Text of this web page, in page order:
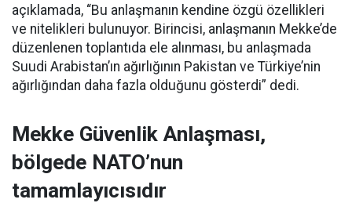
açıklamada, “Bu anlaşmanın kendine özgü özellikleri
ve nitelikleri bulunuyor. Birincisi, anlaşmanın Mekke’de
düzenlenen toplantıda ele alınması, bu anlaşmada
Suudi Arabistan’ın ağırlığının Pakistan ve Türkiye’nin
ağırlığından daha fazla olduğunu gösterdi” dedi.
Mekke Güvenlik Anlaşması,
bölgede NATO’nun
tamamlayıcısıdır